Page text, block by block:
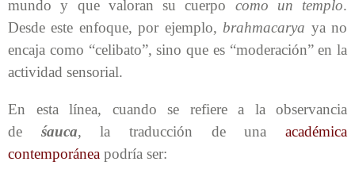
mundo y que valoran su cuerpo como un templo.
Desde este enfoque, por ejemplo,brahmacarya ya no
encaja como “celibato”, sino que es “moderación” en la
actividad sensorial.
En esta línea, cuando se refiere a la observancia
de śauca, la traducción de unaacadémica
contemporánea podría ser: